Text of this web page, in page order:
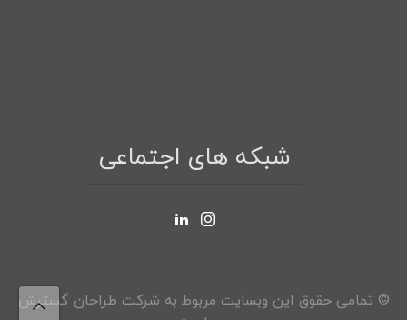
شبکه های اجتماعی
© تمامی حقوق این وبسایت مربوط به شرکت طراحان گسترش